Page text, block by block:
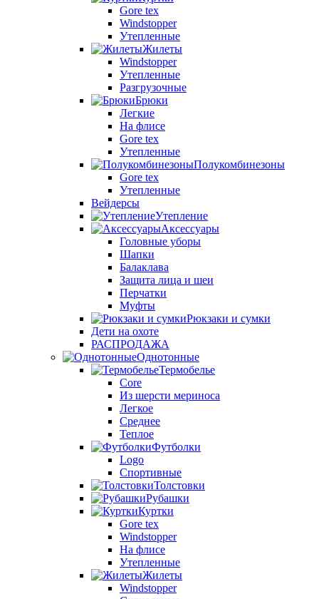
Gore tex
Windstopper
Утепленные
Жилеты
Windstopper
Утепленные
Разгрузочные
Брюки
Легкие
На флисе
Gore tex
Утепленные
Полукомбинезоны
Gore tex
Утепленные
Вейдерсы
Утепление
Аксессуары
Головные уборы
Шапки
Балаклава
Защита лица и шеи
Перчатки
Муфты
Рюкзаки и сумки
Дети на охоте
РАСПРОДАЖА
Однотонные
Термобелье
Core
Из шерсти мериноса
Легкое
Среднее
Теплое
Футболки
Logo
Спортивные
Толстовки
Рубашки
Куртки
Gore tex
Windstopper
На флисе
Утепленные
Жилеты
Windstopper